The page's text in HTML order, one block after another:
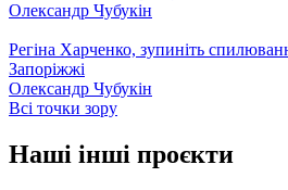
Олександр Чубукін
Регіна Харченко, зупиніть
Запоріжжі
Олександр Чубукін
Всі точки зору
Наші інші проєкти